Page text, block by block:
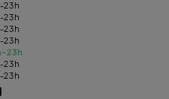
23h
23h
23h
23h
23h
23h
23h